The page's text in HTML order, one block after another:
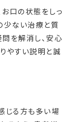
口の状態をしっ
少ない治療と質
を解消し、安心
やすい説明と誠
じる方も多い場